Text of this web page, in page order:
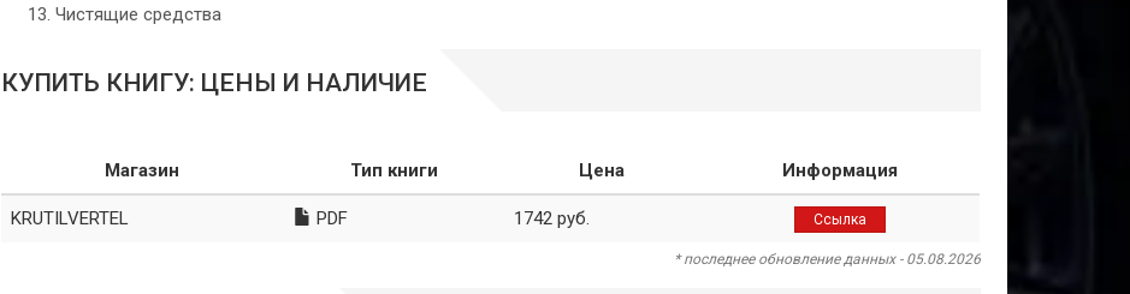
Чистящие средства
КУПИТЬ КНИГУ: ЦЕНЫ И НАЛИЧИЕ
Магазин Тип книги Цена Информация
KRUTILVERTEL PDF 1742 руб. Ссылка
* последнее обновление данных - 05.08.2026